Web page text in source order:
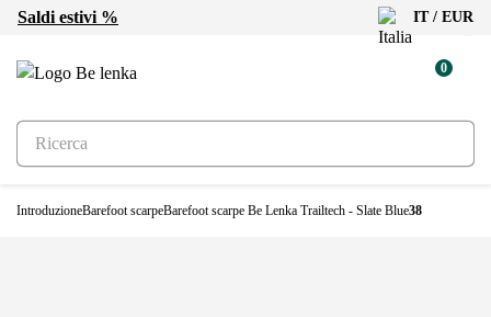
Saldi estivi % IT / EUR
0
IntroduzioneBarefoot scarpeBarefoot scarpe Be Lenka Trailtech - Slate Blue38
Nuovo